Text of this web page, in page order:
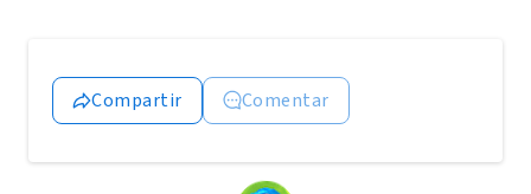
Compartir Comentar